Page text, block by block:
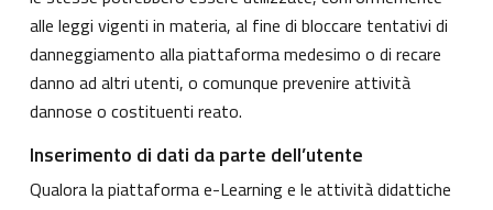
alle leggi vigenti in materia, al fine di bloccare tentativi di
danneggiamento alla piattaforma medesimo o di recare
danno ad altri utenti, o comunque prevenire attività
dannose o costituenti reato.
Inserimento di dati da parte dell’utente
Qualora la piattaforma e-Learning e le attività didattiche